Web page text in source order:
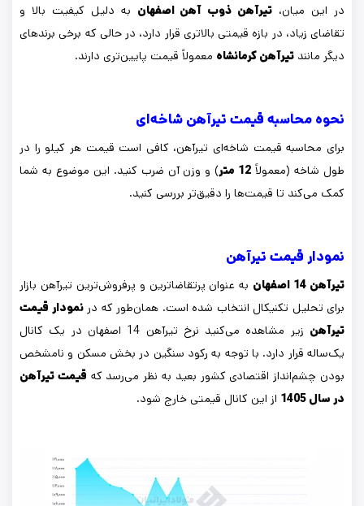
در این میان، تیرآهن ذوب آهن اصفهان به دلیل کیفیت بالا و
تقاضای زیاد، در بازه قیمتی بالاتری قرار دارد، در حالی که برخی برندهای
دیگر مانند تیرآهن کرمانشاه معمولاً قیمت پایین‌تری دارند.
نحوه محاسبه قیمت تیرآهن شاخه‌ای
برای محاسبه قیمت شاخه‌ای تیرآهن، کافی است قیمت هر کیلو را در
طول شاخه (معمولاً 12 متر
) و وزن آن ضرب کنید. این موضوع به شما
کمک می‌کند تا قیمت‌ها را دقیق‌تر بررسی کنید.
نمودار قیمت تیرآهن
تیرآهن 14 اصفهان
به عنوان پرتقاضاترین و پرفروش‌ترین تیرآهن بازار
برای تحلیل تکنیکال انتخاب شده است. همان‌طور که درنمودار قیمت
تیرآهن
زیر مشاهده می‌کنید نرخ تیرآهن 14 اصفهان در یک کانال
یک‌ساله قرار دارد. با توجه به رکود سنگین در بخش مسکن و نامشخص
بودن چشم‌انداز اقتصادی کشور بعید به نظر می‌رسد که قیمت تیرآهن
در سال 1405
از این کانال قیمتی خارج شود.